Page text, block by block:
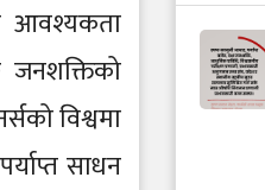
आवश्यकता
जनशक्तिको
विश्वमा
साधन